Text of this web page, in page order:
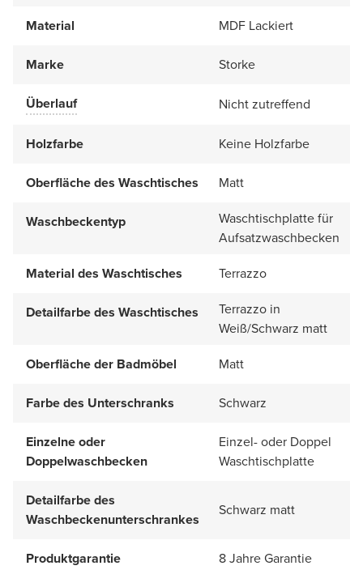
Material
MDF Lackiert
Marke Storke
Überlauf Nicht zutreffend
Holzfarbe Keine Holzfarbe
Oberfläche des Waschtisches Matt
Waschbeckentyp
Waschtischplatte für
Aufsatzwaschbecken
Material des Waschtisches
Terrazzo
Detailfarbe des Waschtisches
Terrazzo in
Weiß/Schwarz matt
Oberfläche der Badmöbel
Matt
Farbe des Unterschranks Schwarz
Einzelne oder
Doppelwaschbecken
Einzel- oder Doppel
Waschtischplatte
Detailfarbe des
Waschbeckenunterschrankes
Schwarz matt
Produktgarantie 8 Jahre Garantie